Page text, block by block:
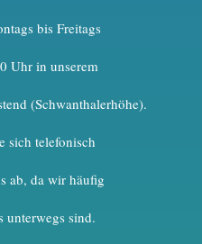
bis Freitags
Uhr in unserem
(Schwanthalerhöhe).
sich telefonisch
ab, da wir häufig
unterwegs sind.